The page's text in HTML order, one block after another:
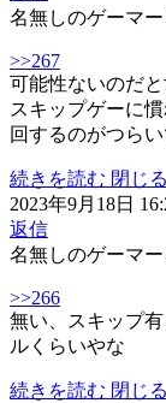
名無しのゲーマー
>>267
可能性ないのだ
スキップゲーに
回するのがつら
続きを読む 閉じる
2023年9月18日
返信
名無しのゲーマー
>>266
無い、スキップ
ルくらいやな
続きを読む 閉じる